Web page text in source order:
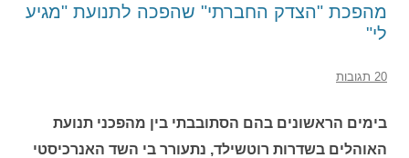
מהפכת "הצדק החברתי" שהפכה לתנועת "מגיע
לי"
20 תגובות
בימים הראשונים בהם הסתובבתי בין מהפכני תנועת
האוהלים בשדרות רוטשילד, נתעורר בי השד האנרכיסטי